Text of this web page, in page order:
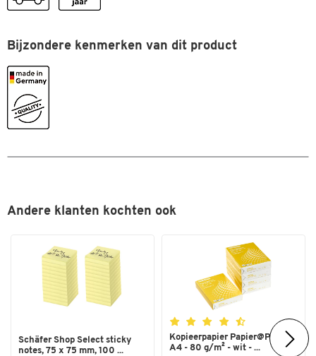
Bijzondere kenmerken van dit product
Andere klanten kochten ook
Schäfer Shop Select sticky
notes, 75 x 75 mm, 100 ...
Kopieerpapier Papier@Print -
A4 - 80 g/m² - wit - ...